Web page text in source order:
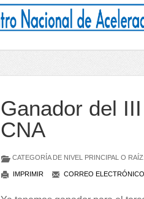
Ganador del
CNA
CATEGORÍA DE NIVEL PRINCIPAL O RAÍZ:
IMPRIMIR CORREO ELECTRÓNICO